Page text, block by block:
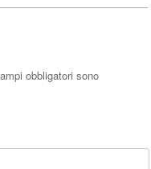
obbligatori sono